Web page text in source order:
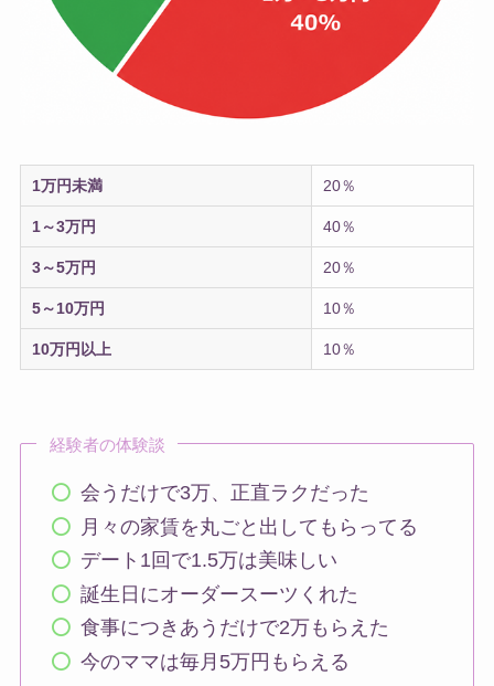
1万円未満 20％
1～3万円 40％
3～5万円 20％
5～10万円 10％
10万円以上 10％
経験者の体験談
会うだけで3万、正直ラクだった
月々の家賃を丸ごと出してもらってる
デート1回で1.5万は美味しい
誕生日にオーダースーツくれた
食事につきあうだけで2万もらえた
今のママは毎月5万円もらえる